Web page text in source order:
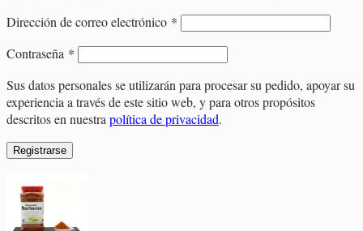
Dirección de correo electrónico * Obligatorio
Contraseña * Obligatorio
Sus datos personales se utilizarán para procesar su pedido, apoyar su
experiencia a través de este sitio web, y para otros propósitos
descritos en nuestrapolítica de privacidad.
Registrarse